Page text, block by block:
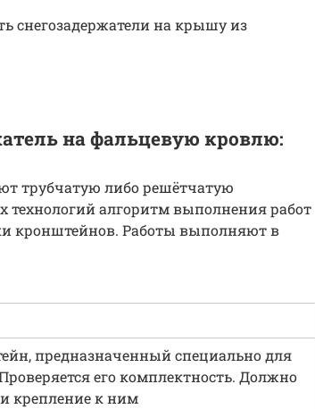
снегозадержатели на крышу из
на фальцевую кровлю:
трубчатую либо решётчатую
технологий алгоритм выполнения работ
кронштейнов. Работы выполняют в
предназначенный специально для
его комплектность. Должно
крепление к ним